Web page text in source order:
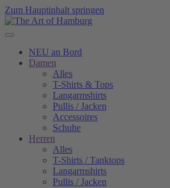
Zum Hauptinhalt springen
NEU an Bord
Damen
Alles
T-Shirts & Tops
Langarmshirts
Pullis / Jacken
Accessoires
Schuhe
Herren
Alles
T-Shirts / Tanktops
Langarmshirts
Pullis / Jacken